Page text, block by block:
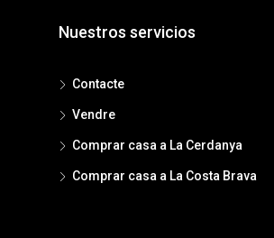
Nuestros servicios
Contacte
Vendre
Comprar casa a La Cerdanya
Comprar casa a La Costa Brava